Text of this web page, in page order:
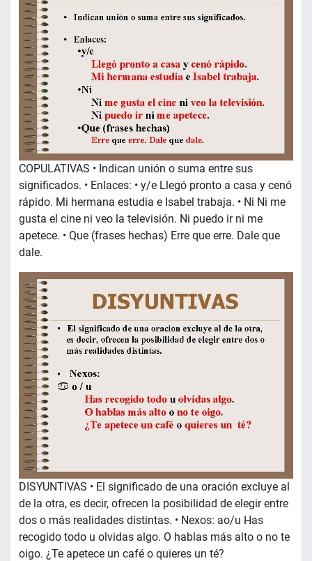
COPULATIVAS • Indican unión o suma entre sus
significados. • Enlaces: • y/e Llegó pronto a casa y cenó
rápido. Mi hermana estudia e Isabel trabaja. • Ni Ni me
gusta el cine ni veo la televisión. Ni puedo ir ni me
apetece. • Que (frases hechas) Erre que erre. Dale que
dale.
DISYUNTIVAS • El significado de una oración excluye al
de la otra, es decir, ofrecen la posibilidad de elegir entre
dos o más realidades distintas. • Nexos: ao/u Has
recogido todo u olvidas algo. O hablas más alto o no te
oigo. ¿Te apetece un café o quieres un té?